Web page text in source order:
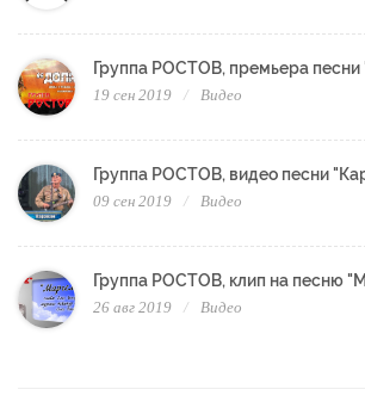
Группа РОСТОВ, премьера песни
19 сен 2019 Видео
Группа РОСТОВ, видео песни
09 сен 2019 Видео
Группа РОСТОВ, клип на песню
26 авг 2019 Видео